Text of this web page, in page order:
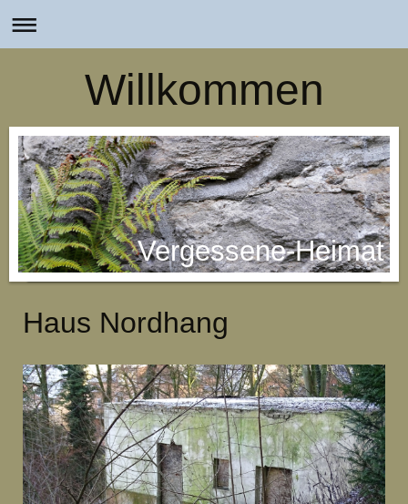
Willkommen
Vergessene-Heimat
Haus Nordhang